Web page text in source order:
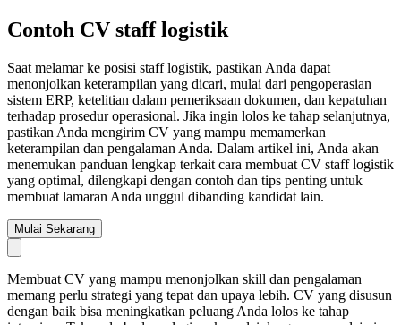
Contoh CV staff logistik
Saat melamar ke posisi staff logistik, pastikan Anda dapat
menonjolkan keterampilan yang dicari, mulai dari pengoperasian
sistem ERP, ketelitian dalam pemeriksaan dokumen, dan kepatuhan
terhadap prosedur operasional. Jika ingin lolos ke tahap selanjutnya,
pastikan Anda mengirim CV yang mampu memamerkan
keterampilan dan pengalaman Anda. Dalam artikel ini, Anda akan
menemukan panduan lengkap terkait cara membuat CV staff logistik
yang optimal, dilengkapi dengan contoh dan tips penting untuk
membuat lamaran Anda unggul dibanding kandidat lain.
Mulai Sekarang
Membuat CV yang mampu menonjolkan skill dan pengalaman
memang perlu strategi yang tepat dan upaya lebih. CV yang disusun
dengan baik bisa meningkatkan peluang Anda lolos ke tahap